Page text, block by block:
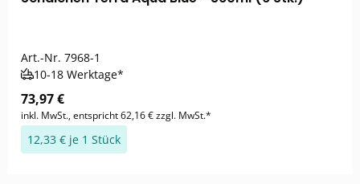
Art.-Nr. 7968-1
10-18 Werktage*
73,97 €
inkl. MwSt., entspricht 62,16 € zzgl. MwSt.*
12,33 € je 1 Stück